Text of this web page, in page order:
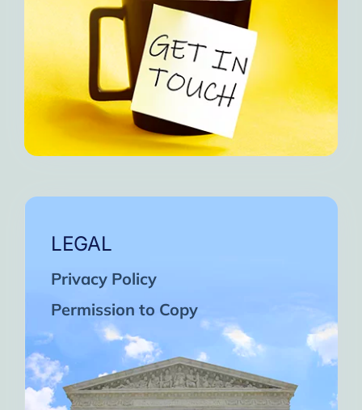
LEGAL
Privacy Policy
Permission to Copy